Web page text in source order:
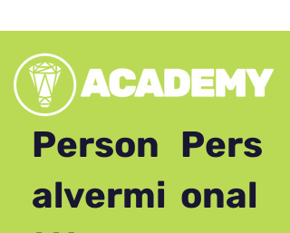
Person
alvermi
Pers
onal